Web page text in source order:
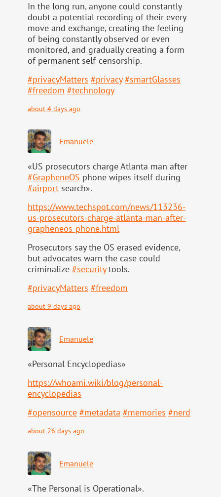
In the long run, anyone could constantly
doubt a potential recording of their every
move and exchange, creating the feeling
of being constantly observed or even
monitored, and gradually creating a form
of permanent self-censorship.
#privacyMatters #privacy #smartGlasses
#freedom #technology
about 4 days ago
Emanuele
«US prosecutors charge Atlanta man after
#GrapheneOS phone wipes itself during
#airport search».
https://www.techspot.com/news/113236-
us-prosecutors-charge-atlanta-man-after-
grapheneos-phone.html
Prosecutors say the OS erased evidence,
but advocates warn the case could
criminalize #securitytools.
#privacyMatters #freedom
about 9 days ago
Emanuele
«Personal Encyclopedias»
https://whoami.wiki/blog/personal-
encyclopedias
#opensource #metadata #memories #nerd
about 26 days ago
Emanuele
«The Personal is Operational».